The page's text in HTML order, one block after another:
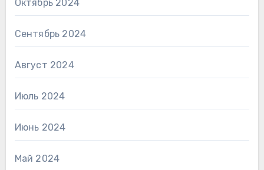
Октябрь 2024
Сентябрь 2024
Август 2024
Июль 2024
Июнь 2024
Май 2024